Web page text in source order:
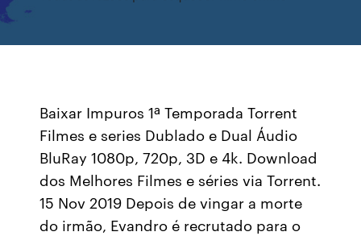
Baixar Impuros 1ª Temporada Torrent
Filmes e series Dublado e Dual Áudio
BluRay 1080p, 720p, 3D e 4k. Download
dos Melhores Filmes e séries via Torrent.
15 Nov 2019 Depois de vingar a morte
do irmão, Evandro é recrutado para o